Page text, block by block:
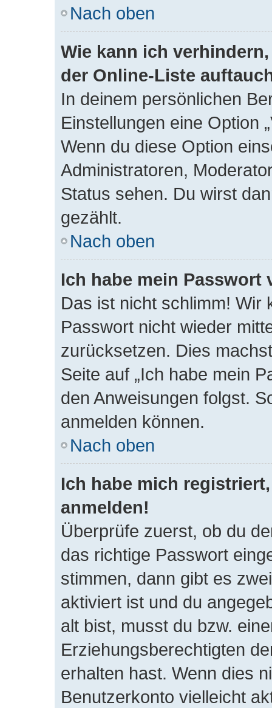
Nach oben
Wie kann ich
der Online-Liste
In deinem persönlichen
Einstellungen eine Option
Wenn du diese Option
Administratoren,
Status sehen. Du wirst
gezählt.
Nach oben
Ich habe mein Passwort
Das ist nicht schlimm! Wir
Passwort nicht wieder
zurücksetzen. Dies
Seite auf „Ich habe mein
den Anweisungen folgst.
anmelden können.
Nach oben
Ich habe mich
anmelden!
Überprüfe zuerst, ob du
das richtige Passwort
stimmen, dann gibt es
aktiviert ist und du
alt bist, musst du bzw.
Erziehungsberechtigten
erhalten hast. Wenn dies
Benutzerkonto vielleicht